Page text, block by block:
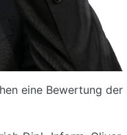
eine Bewertung der